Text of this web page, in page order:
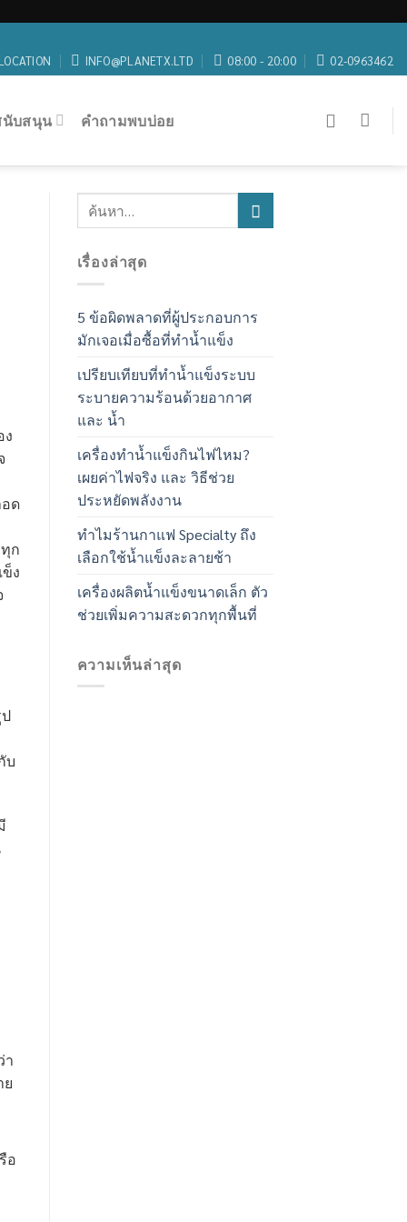
INFO@PLANETX.LTD 08:00 - 20:00 02-0963462
นับสนุน คำถามพบบ่อย
ง
ด
ก
ง
บ
า
อ
เรื่องล่าสุด
5 ข้อผิดพลาดที่ผู้ประกอบการ
มักเจอเมื่อซื้อที่ทำน้ำแข็ง
เปรียบเทียบที่ทำน้ำแข็งระบบ
ระบายความร้อนด้วยอากาศ
และ น้ำ
เครื่องทำน้ำแข็งกินไฟไหม?
เผยค่าไฟจริง และ วิธีช่วย
ประหยัดพลังงาน
ทำไมร้านกาแฟ Specialty ถึง
เลือกใช้น้ำแข็งละลายช้า
เครื่องผลิตน้ำแข็งขนาดเล็ก ตัว
ช่วยเพิ่มความสะดวกทุกพื้นที่
ความเห็นล่าสุด